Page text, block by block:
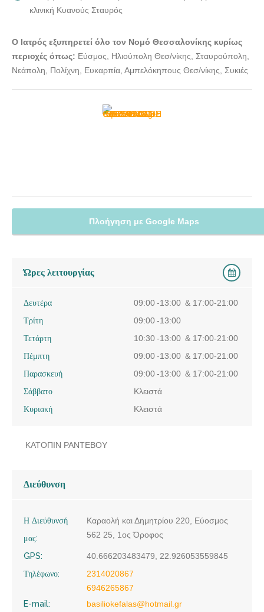
κλινική Κυανούς Σταυρός
Ο Ιατρός εξυπηρετεί όλο τον Νομό Θεσσαλονίκης κυρίως
περιοχές όπως: Εύσμος, Ηλιούπολη Θεσ/νίκης, Σταυρούπολη,
Νεάπολη, Πολίχνη, Ευκαρπία, Αμπελόκηπους Θεσ/νίκης, Συκιές
Πλοήγηση με Google Maps
Ώρες λειτουργίας
Δευτέρα
09:00 -13:00 & 17:00-21:00
Τρίτη
09:00 -13:00
Τετάρτη
10:30 -13:00 & 17:00-21:00
Πέμπτη
09:00 -13:00 & 17:00-21:00
Παρασκευή
09:00 -13:00 & 17:00-21:00
Σάββατο
Κλειστά
Κυριακή
Κλειστά
ΚΑΤΟΠΙΝ ΡΑΝΤΕΒΟΥ
Διεύθυνση
Η Διεύθυνσή
μας:
Καραολή και Δημητρίου 220, Εύοσμος
562 25, 1ος Όροφος
GPS:
40.666203483479, 22.926053559845
Τηλέφωνο:
2314020867
6946265867
E-mail:
basiliokefalas@hotmail.gr